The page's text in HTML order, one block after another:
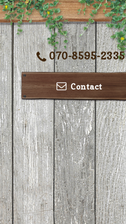
070-8595-2335
Contact